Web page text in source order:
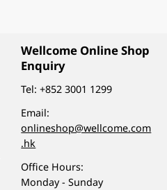
Wellcome Online Shop
Enquiry
Tel:+852 3001 1299
Email:
onlineshop@wellcome.com
.hk
Office Hours:
Monday - Sunday